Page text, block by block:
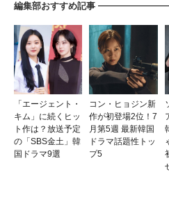
編集部おすすめ記事
「エージェント・
キム」に続くヒッ
ト作は？放送予定
の「SBS金土」韓
国ドラマ9選
コン・ヒョジン新
作が初登場2位！7
月第5週 最新韓国
ドラマ話題性トッ
プ5